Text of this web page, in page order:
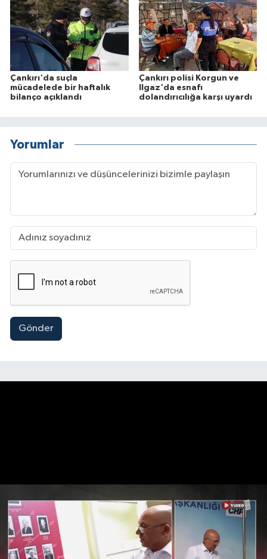
Çankırı'da suçla
mücadelede bir haftalık
bilanço açıklandı
Çankırı polisi Korgun ve
Ilgaz'da esnafı
dolandırıcılığa karşı uyardı
Yorumlar
Gönder